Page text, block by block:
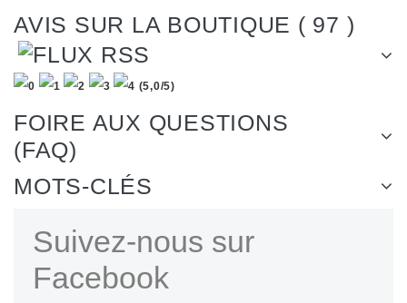
AVIS SUR LA BOUTIQUE ( 97 )
(5,0/5)
FOIRE AUX QUESTIONS
(FAQ)
MOTS-CLÉS
Suivez-nous sur
Facebook